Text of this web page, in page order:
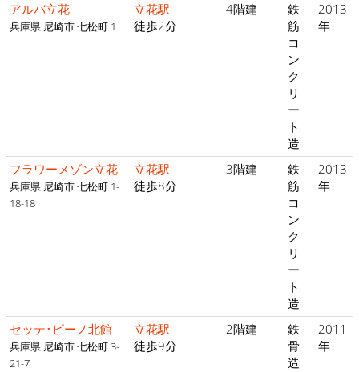
アルバ立花
兵庫県 尼崎市 七松町 1
立花駅
徒歩2分
4階建
鉄
筋
コ
ン
ク
リ
ー
ト
造
2013
年
フラワーメゾン立花
兵庫県 尼崎市 七松町 1-
18-18
立花駅
徒歩8分
3階建
鉄
筋
コ
ン
ク
リ
ー
ト
造
2013
年
セッテ･ピーノ北館
兵庫県 尼崎市 七松町 3-
21-7
立花駅
徒歩9分
2階建
鉄
骨
造
2011
年